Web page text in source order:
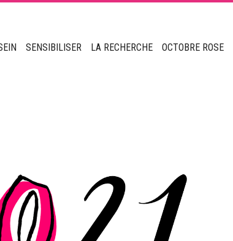
SENSIBILISER LA RECHERCHE OCTOBRE ROSE